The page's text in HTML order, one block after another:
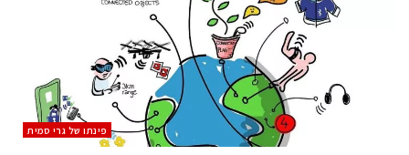
‫פינתו של גרי סמית